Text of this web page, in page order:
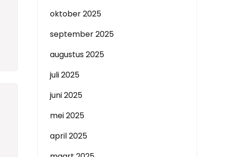
oktober 2025
september 2025
augustus 2025
juli 2025
juni 2025
mei 2025
april 2025